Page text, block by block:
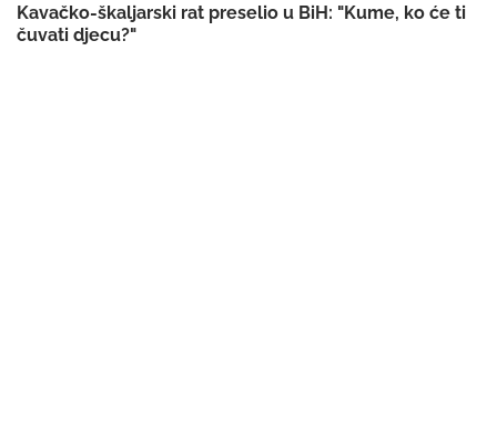
Kavačko-škaljarski rat preselio u BiH: "Kume, ko će ti
čuvati djecu?"